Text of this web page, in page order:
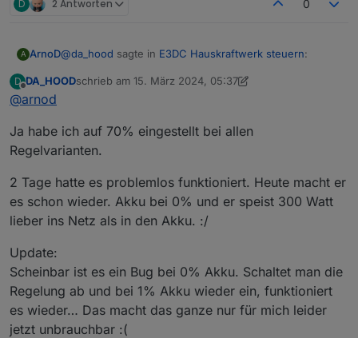
09:23:30.053	warn	javascript.0 (486936)
D 2 Antworten 0
A ArnoD@da_hood sagte in E3DC Hauskraftwerk steuern:
Das kommt auf deine Einstellungen, an die ich nicht
kenne. ;-)
D
Offline
DA_HOODschrieb am 15. März 2024, 05:37
zuletzt editiert von DA_HOOD
@arnod
Ja habe ich auf 70% eingestellt bei allen
Regelvarianten.
2 Tage hatte es problemlos funktioniert. Heute macht er
es schon wieder. Akku bei 0% und er speist 300 Watt
lieber ins Netz als in den Akku. :/
Update:
Scheinbar ist es ein Bug bei 0% Akku. Schaltet man die
Regelung ab und bei 1% Akku wieder ein, funktioniert
es wieder… Das macht das ganze nur für mich leider
jetzt unbrauchbar :(